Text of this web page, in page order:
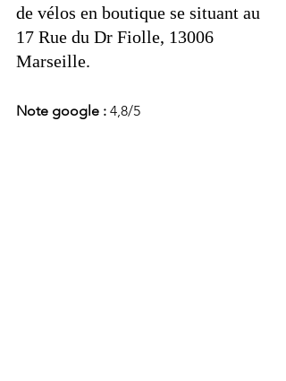
de vélos en boutique se situant au
17 Rue du Dr Fiolle, 13006
Marseille.
Note google : 4,8/5